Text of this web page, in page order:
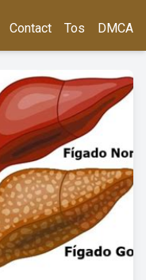
Contact Tos DMCA